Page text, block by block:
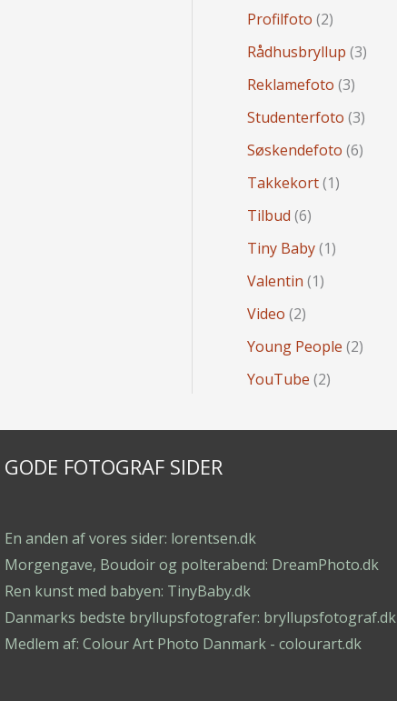
Profilfoto (2)
Rådhusbryllup (3)
Reklamefoto (3)
Studenterfoto (3)
Søskendefoto (6)
Takkekort(1)
Tilbud (6)
Tiny Baby(1)
Valentin (1)
Video (2)
Young People (2)
YouTube (2)
GODE FOTOGRAF SIDER
En anden af vores sider: lorentsen.dk
Morgengave, Boudoir og polterabend: DreamPhoto.dk
Ren kunst med babyen: TinyBaby.dk
Danmarks bedste bryllupsfotografer: bryllupsfotograf.dk
Medlem af: Colour Art Photo Danmark - colourart.dk